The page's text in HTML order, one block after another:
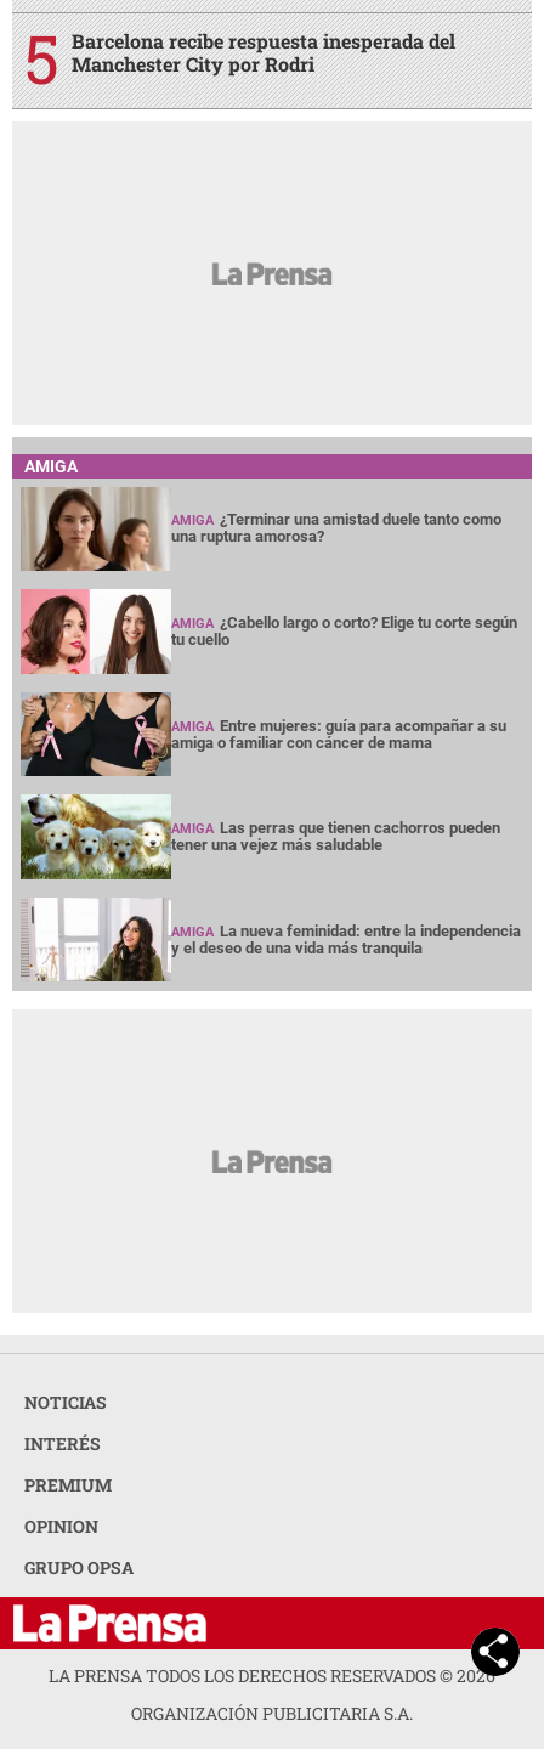
Barcelona recibe respuesta inesperada del
Manchester City por Rodri
AMIGA
AMIGA ¿Terminar una amistad duele tanto como
una ruptura amorosa?
AMIGA ¿Cabello largo o corto? Elige tu corte según
tu cuello
AMIGA Entre mujeres: guía para acompañar a su
amiga o familiar con cáncer de mama
AMIGA Las perras que tienen cachorros pueden
tener una vejez más saludable
AMIGA La nueva feminidad: entre la independencia
y el deseo de una vida más tranquila
NOTICIAS
INTERÉS
PREMIUM
OPINION
GRUPO OPSA
LA PRENSA TODOS LOS DERECHOS RESERVADOS ©2026
ORGANIZACIÓN PUBLICITARIA S.A.